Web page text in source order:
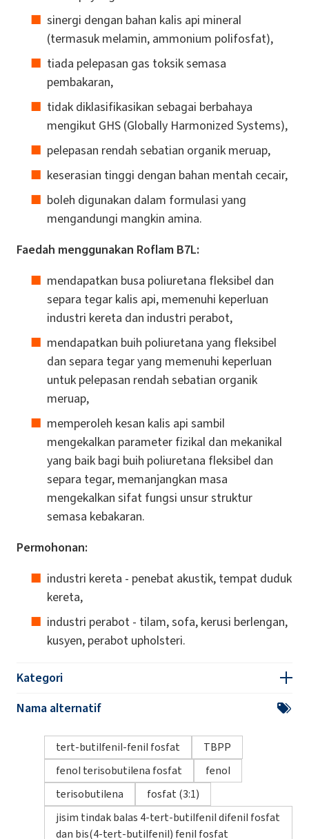
sinergi dengan bahan kalis api mineral
(termasuk melamin, ammonium polifosfat),
tiada pelepasan gas toksik semasa
pembakaran,
tidak diklasifikasikan sebagai berbahaya
mengikut GHS (Globally Harmonized Systems),
pelepasan rendah sebatian organik meruap,
keserasian tinggi dengan bahan mentah cecair,
boleh digunakan dalam formulasi yang
mengandungi mangkin amina.
Faedah menggunakan Roflam B7L:
mendapatkan busa poliuretana fleksibel dan
separa tegar kalis api, memenuhi keperluan
industri kereta dan industri perabot,
mendapatkan buih poliuretana yang fleksibel
dan separa tegar yang memenuhi keperluan
untuk pelepasan rendah sebatian organik
meruap,
memperoleh kesan kalis api sambil
mengekalkan parameter fizikal dan mekanikal
yang baik bagi buih poliuretana fleksibel dan
separa tegar, memanjangkan masa
mengekalkan sifat fungsi unsur struktur
semasa kebakaran.
Permohonan:
industri kereta - penebat akustik, tempat duduk
kereta,
industri perabot - tilam, sofa, kerusi berlengan,
kusyen, perabot upholsteri.
Kategori
Nama alternatif
tert-butilfenil-fenil fosfat
TBPP
fenol terisobutilena fosfat
fenol
terisobutilena
fosfat (3:1)
jisim tindak balas 4-tert-butilfenil difenil fosfat
dan bis(4-tert-butilfenil) fenil fosfat